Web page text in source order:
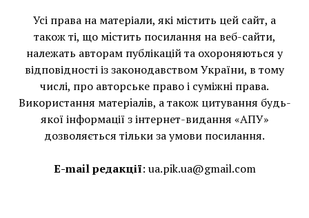
Усі права на матеріали, які містить цей сайт, а
також ті, що мiстить посилання на веб-сайти,
належать авторам публікацій та охороняються у
відповідності із законодавством України, в тому
числі, про авторське право і суміжні права.
Використання матерiалiв, а також цитування будь-
якої інформації з інтернет-видання «АПУ»
дозволяється тільки за умови посилання.
E-mail редакції: ua.pik.ua@gmail.com